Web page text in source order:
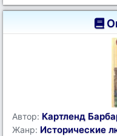
Автор: Картленд
Жанр: Исторические